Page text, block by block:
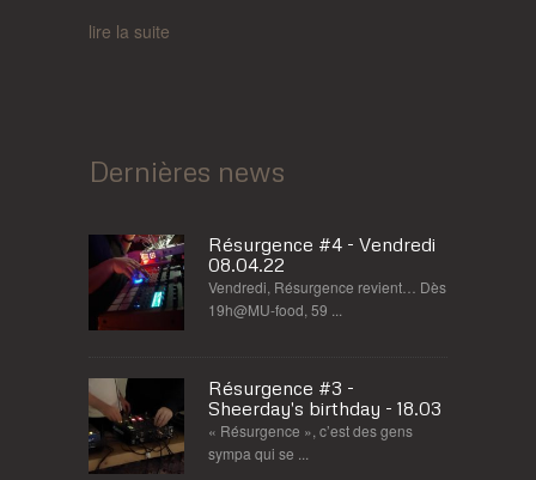
lire la suite
Dernières news
Résurgence #4 - Vendredi
08.04.22
Vendredi, Résurgence revient… Dès
19h@MU-food, 59 ...
Résurgence #3 -
Sheerday's birthday - 18.03
« Résurgence », c’est des gens
sympa qui se ...